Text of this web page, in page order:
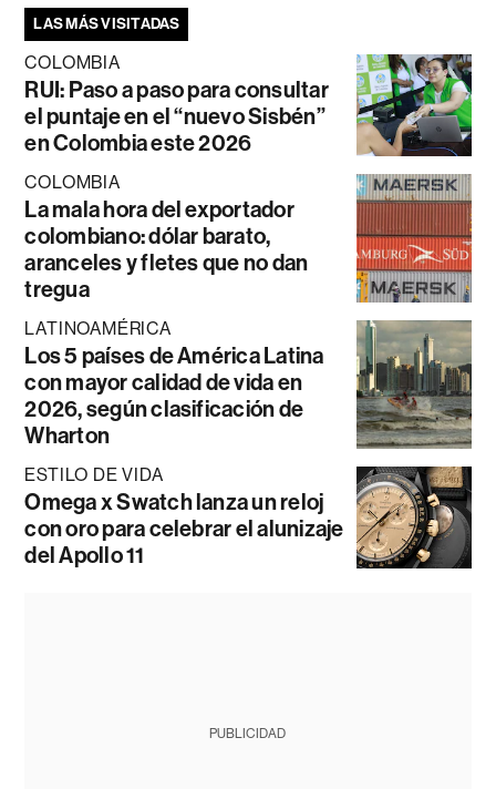
LAS MÁS VISITADAS
COLOMBIA
RUI: Paso a paso para consultar
el puntaje en el “nuevo Sisbén”
en Colombia este 2026
COLOMBIA
La mala hora del exportador
colombiano: dólar barato,
aranceles y fletes que no dan
tregua
LATINOAMÉRICA
Los 5 países de América Latina
con mayor calidad de vida en
2026, según clasificación de
Wharton
ESTILO DE VIDA
Omega x Swatch lanza un reloj
con oro para celebrar el alunizaje
del Apollo 11
PUBLICIDAD